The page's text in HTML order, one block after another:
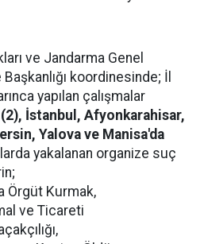
ve Jandarma Genel
koordinesinde; İl
yapılan çalışmalar
(2), İstanbul, Afyonkarahisar,
Yalova ve Manisa'da
yakalanan organize suç
Örgüt Kurmak,
ve Ticareti